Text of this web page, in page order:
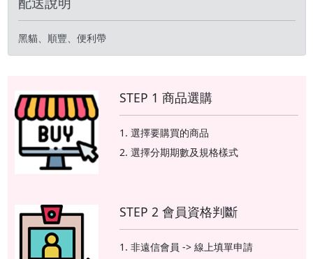
黑貓、順豐、便利帶
STEP 1 商品選購
選擇要購買的商品
選擇分期期數及規格樣式
STEP 2 會員資格判斷
非遠信會員 -> 線上填單申請